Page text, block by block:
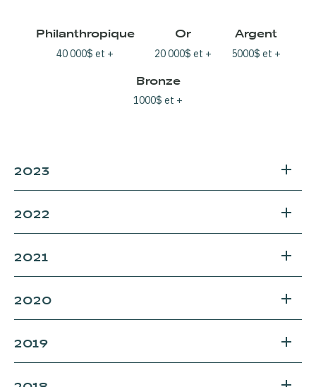
Philanthropique
40 000$ et +
Or
20 000$ et +
Argent
5000$ et +
Bronze
1000$ et +
2023
2022
2021
2020
2019